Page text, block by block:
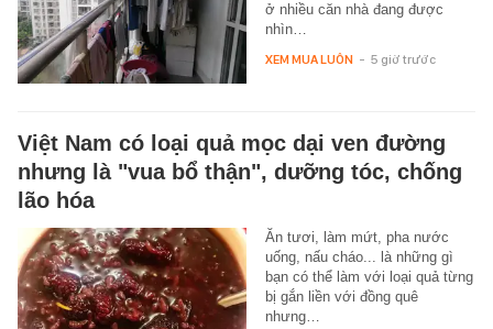
ở nhiều căn nhà đang được
nhìn…
XEM MUA LUÔN - 5 giờ trước
Việt Nam có loại quả mọc dại ven đường
nhưng là "vua bổ thận", dưỡng tóc, chống
lão hóa
Ăn tươi, làm mứt, pha nước
uống, nấu cháo... là những gì
bạn có thể làm với loại quả từng
bị gắn liền với đồng quê
nhưng…